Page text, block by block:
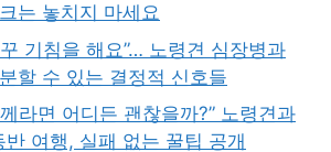
는 놓치지 마세요
기침을 해요”… 노령견 심장병과
할 수 있는 결정적 신호들
라면 어디든 괜찮을까?” 노령견과
여행, 실패 없는 꿀팁 공개